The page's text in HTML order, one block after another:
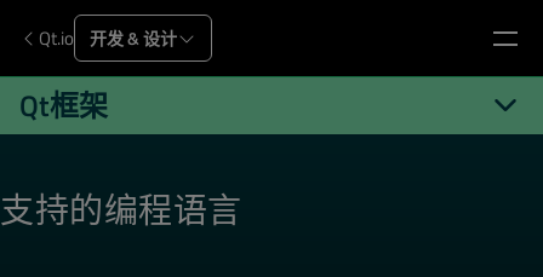
Qt.io 开发 & 设计
Qt.io/zh-cn
支持的编程语言
Qt框架